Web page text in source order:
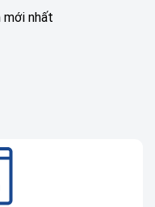
mới nhất